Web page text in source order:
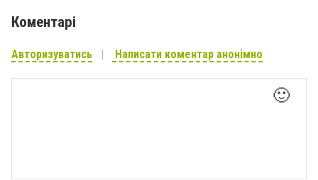
Коментарі
Авторизуватись Написати коментар анонімно
🙂